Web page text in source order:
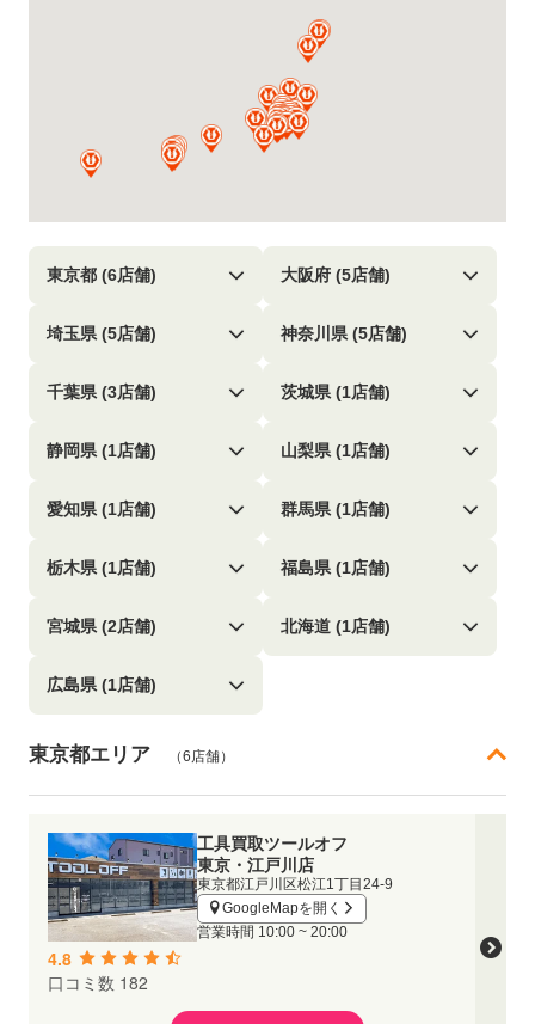
東京都エリア （6店舗）
工具買取ツールオフ
東京・江戸川店
東京都江戸川区松江1丁目24-9
GoogleMapを開く
営業時間 10:00 ~ 20:00
4.8
口コミ数 182
東京都 (6店舗) 大阪府 (5店舗)
埼玉県 (5店舗) 神奈川県 (5店舗)
千葉県 (3店舗) 茨城県 (1店舗)
静岡県 (1店舗) 山梨県 (1店舗)
愛知県 (1店舗) 群馬県 (1店舗)
栃木県 (1店舗) 福島県 (1店舗)
宮城県 (2店舗) 北海道 (1店舗)
広島県 (1店舗)